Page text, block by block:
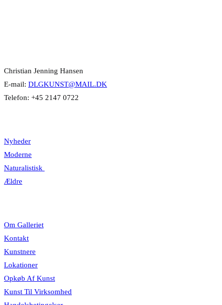
Christian Jenning Hansen
E-mail: DLGKUNST@MAIL.DK
Telefon: +45 2147 0722
Nyheder
Moderne
Naturalistisk
Ældre
Om Galleriet
Kontakt
Kunstnere
Lokationer
Opkøb Af Kunst
Kunst Til Virksomhed